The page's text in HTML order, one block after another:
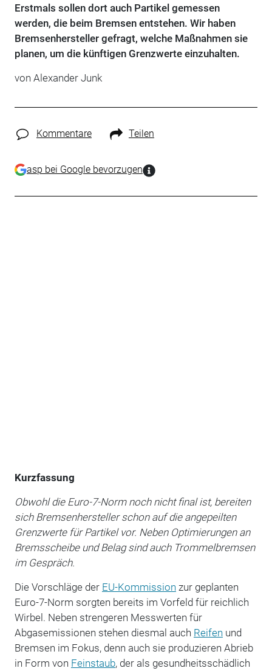
Erstmals sollen dort auch Partikel gemessen
werden, die beim Bremsen entstehen. Wir haben
Bremsenhersteller gefragt, welche Maßnahmen sie
planen, um die künftigen Grenzwerte einzuhalten.
von Alexander Junk
Kommentare Teilen
asp bei Google bevorzugen
Kurzfassung
Obwohl die Euro-7-Norm noch nicht final ist, bereiten
sich Bremsenhersteller schon auf die angepeilten
Grenz­werte für Partikel vor. Neben Optimierungen an
Bremsscheibe und Belag sind auch Trommelbremsen
im Gespräch.
Die Vorschläge der EU-Kommission zur geplanten
Euro-7-Norm sorgten bereits im Vorfeld für reichlich
Wirbel. Neben strengeren Messwerten für
Abgasemissionen stehen diesmal auch Reifen und
Bremsen im Fokus, denn auch sie produzieren Abrieb
in Form von Feinstaub, der als gesundheitsschädlich